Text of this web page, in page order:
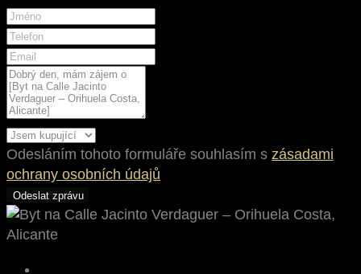
Odesláním tohoto formuláře souhlasím s zásadami
ochrany osobních údajů
Odeslat zprávu